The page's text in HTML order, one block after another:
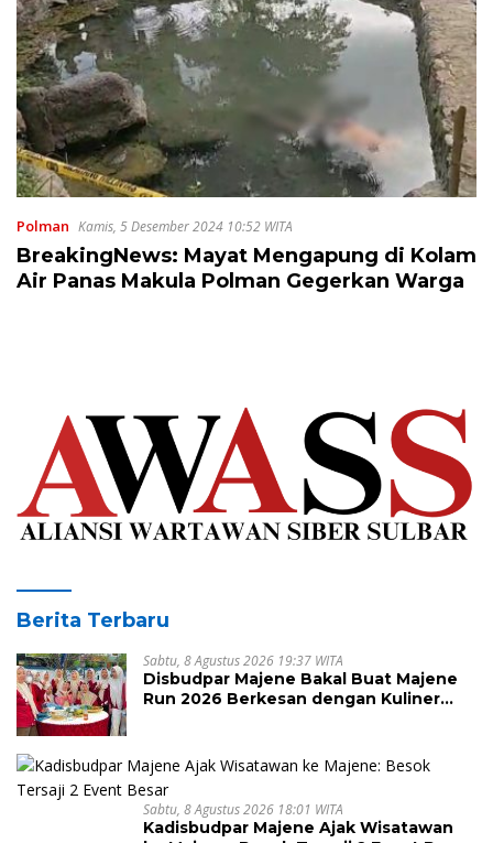
Polman Kamis, 5 Desember 2024 10:52 WITA
BreakingNews: Mayat Mengapung di Kolam
Air Panas Makula Polman Gegerkan Warga
Berita Terbaru
Sabtu, 8 Agustus 2026 19:37 WITA
Disbudpar Majene Bakal Buat Majene
Run 2026 Berkesan dengan Kuliner
Sabtu, 8 Agustus 2026 18:01 WITA
Kadisbudpar Majene Ajak Wisatawan